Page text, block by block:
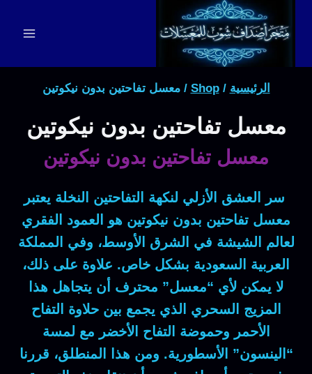
المحتوى
الرئيسية /
Shop
/ معسل تفاحتين بدون نيكوتين
معسل تفاحتين بدون نيكوتين
معسل تفاحتين بدون نيكوتين
سر العشق الأزلي لنكهة التفاحتين النخلة يعتبر
معسل تفاحتين بدون نيكوتين هو العمود الفقري
لعالم الشيشة في الشرق الأوسط، وفي المملكة
العربية السعودية بشكل خاص. علاوة على ذلك،
لا يمكن لأي “معسل” محترف أن يتجاهل هذا
المزيج السحري الذي يجمع بين حلاوة التفاح
الأحمر وحموضة التفاح الأخضر مع لمسة
“الينسون” الأسطورية. ومن هذا المنطلق، قررنا